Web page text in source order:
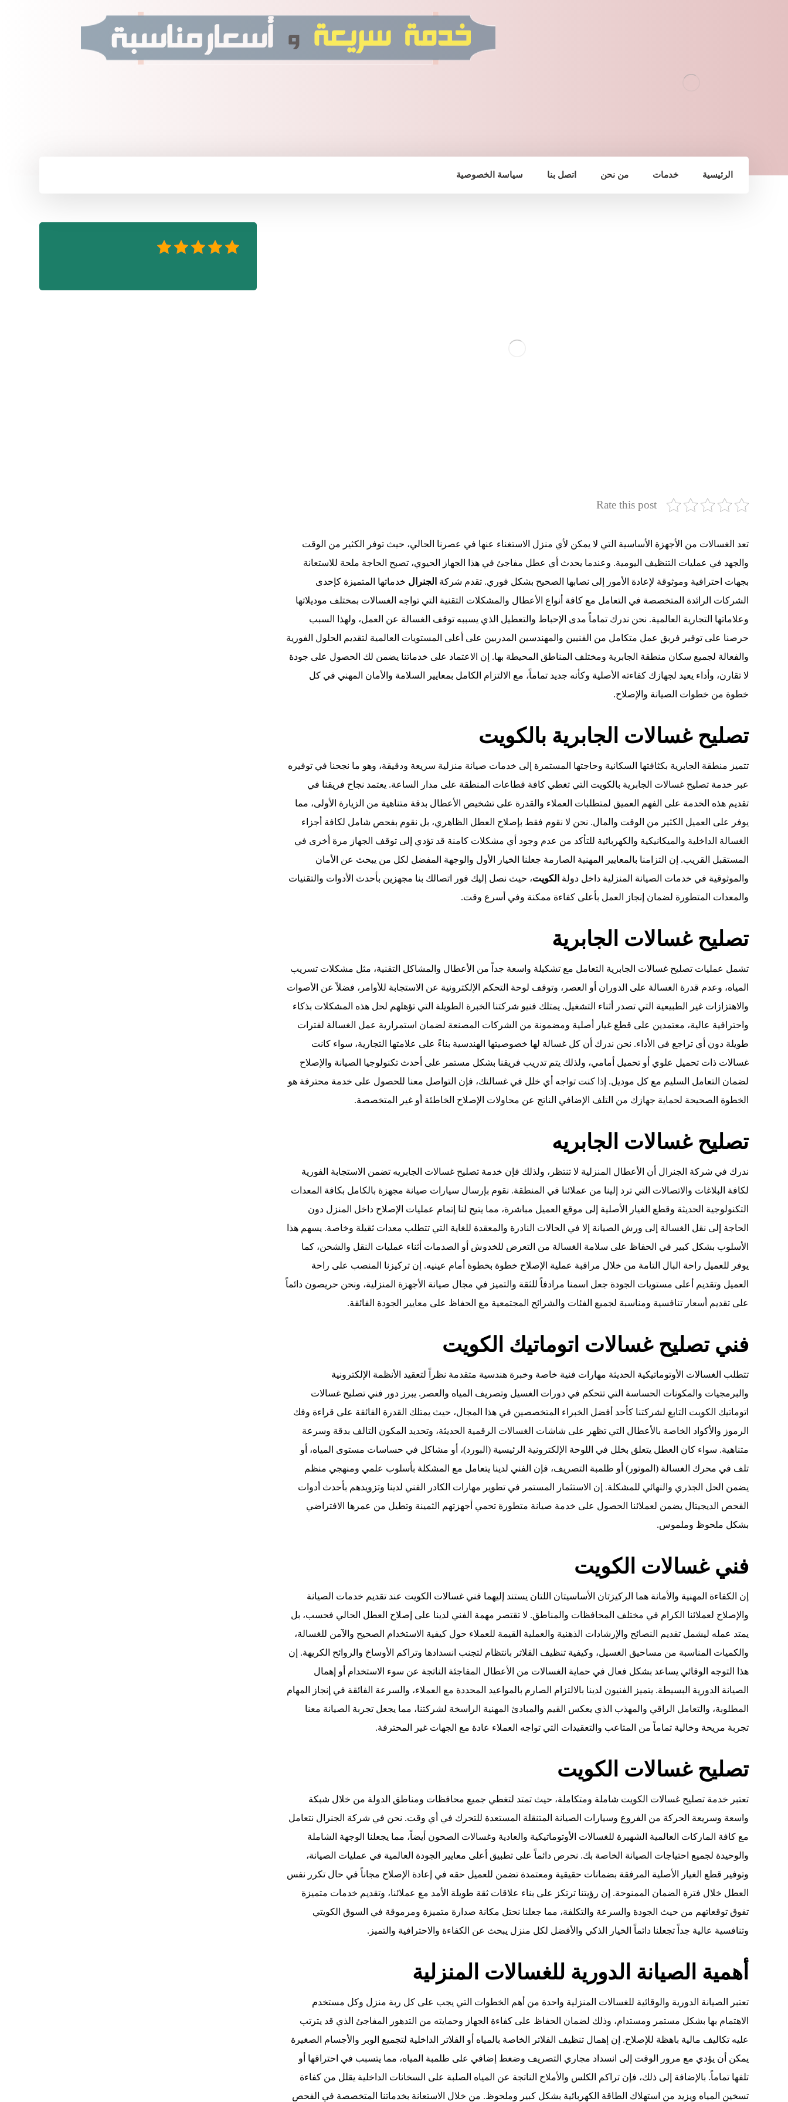
الرئيسية خدمات من نحن اتصل بنا سياسة الخصوصية
Rate this post
تعد الغسالات من الأجهزة الأساسية التي لا يمكن لأي منزل الاستغناء عنها في عصرنا الحالي، حيث توفر الكثير من الوقت
والجهد في عمليات التنظيف اليومية. وعندما يحدث أي عطل مفاجئ في هذا الجهاز الحيوي، تصبح الحاجة ملحة للاستعانة
بجهات احترافية وموثوقة لإعادة الأمور إلى نصابها الصحيح بشكل فوري. تقدم شركة الجنرال خدماتها المتميزة كإحدى
الشركات الرائدة المتخصصة في التعامل مع كافة أنواع الأعطال والمشكلات التقنية التي تواجه الغسالات بمختلف موديلاتها
وعلاماتها التجارية العالمية. نحن ندرك تماماً مدى الإحباط والتعطيل الذي يسببه توقف الغسالة عن العمل، ولهذا السبب
حرصنا على توفير فريق عمل متكامل من الفنيين والمهندسين المدربين على أعلى المستويات العالمية لتقديم الحلول الفورية
والفعالة لجميع سكان منطقة الجابرية ومختلف المناطق المحيطة بها. إن الاعتماد على خدماتنا يضمن لك الحصول على جودة
لا تقارن، وأداء يعيد لجهازك كفاءته الأصلية وكأنه جديد تماماً، مع الالتزام الكامل بمعايير السلامة والأمان المهني في كل
خطوة من خطوات الصيانة والإصلاح.
تصليح غسالات الجابرية بالكويت
تتميز منطقة الجابرية بكثافتها السكانية وحاجتها المستمرة إلى خدمات صيانة منزلية سريعة ودقيقة، وهو ما نجحنا في توفيره
عبر خدمة تصليح غسالات الجابرية بالكويت التي تغطي كافة قطاعات المنطقة على مدار الساعة. يعتمد نجاح فريقنا في
تقديم هذه الخدمة على الفهم العميق لمتطلبات العملاء والقدرة على تشخيص الأعطال بدقة متناهية من الزيارة الأولى، مما
يوفر على العميل الكثير من الوقت والمال. نحن لا نقوم فقط بإصلاح العطل الظاهري، بل نقوم بفحص شامل لكافة أجزاء
الغسالة الداخلية والميكانيكية والكهربائية للتأكد من عدم وجود أي مشكلات كامنة قد تؤدي إلى توقف الجهاز مرة أخرى في
المستقبل القريب. إن التزامنا بالمعايير المهنية الصارمة جعلنا الخيار الأول والوجهة المفضل لكل من يبحث عن الأمان
والموثوقية في خدمات الصيانة المنزلية داخل دولة الكويت، حيث نصل إليك فور اتصالك بنا مجهزين بأحدث الأدوات والتقنيات
والمعدات المتطورة لضمان إنجاز العمل بأعلى كفاءة ممكنة وفي أسرع وقت.
تصليح غسالات الجابرية
تشمل عمليات تصليح غسالات الجابرية التعامل مع تشكيلة واسعة جداً من الأعطال والمشاكل التقنية، مثل مشكلات تسريب
المياه، وعدم قدرة الغسالة على الدوران أو العصر، وتوقف لوحة التحكم الإلكترونية عن الاستجابة للأوامر، فضلاً عن الأصوات
والاهتزازات غير الطبيعية التي تصدر أثناء التشغيل. يمتلك فنيو شركتنا الخبرة الطويلة التي تؤهلهم لحل هذه المشكلات بذكاء
واحترافية عالية، معتمدين على قطع غيار أصلية ومضمونة من الشركات المصنعة لضمان استمرارية عمل الغسالة لفترات
طويلة دون أي تراجع في الأداء. نحن ندرك أن كل غسالة لها خصوصيتها الهندسية بناءً على علامتها التجارية، سواء كانت
غسالات ذات تحميل علوي أو تحميل أمامي، ولذلك يتم تدريب فريقنا بشكل مستمر على أحدث تكنولوجيا الصيانة والإصلاح
لضمان التعامل السليم مع كل موديل. إذا كنت تواجه أي خلل في غسالتك، فإن التواصل معنا للحصول على خدمة محترفة هو
الخطوة الصحيحة لحماية جهازك من التلف الإضافي الناتج عن محاولات الإصلاح الخاطئة أو غير المتخصصة.
تصليح غسالات الجابريه
ندرك في شركة الجنرال أن الأعطال المنزلية لا تنتظر، ولذلك فإن خدمة تصليح غسالات الجابريه تضمن الاستجابة الفورية
لكافة البلاغات والاتصالات التي ترد إلينا من عملائنا في المنطقة. نقوم بإرسال سيارات صيانة مجهزة بالكامل بكافة المعدات
التكنولوجية الحديثة وقطع الغيار الأصلية إلى موقع العميل مباشرة، مما يتيح لنا إتمام عمليات الإصلاح داخل المنزل دون
الحاجة إلى نقل الغسالة إلى ورش الصيانة إلا في الحالات النادرة والمعقدة للغاية التي تتطلب معدات ثقيلة وخاصة. يسهم هذا
الأسلوب بشكل كبير في الحفاظ على سلامة الغسالة من التعرض للخدوش أو الصدمات أثناء عمليات النقل والشحن، كما
يوفر للعميل راحة البال التامة من خلال مراقبة عملية الإصلاح خطوة بخطوة أمام عينيه. إن تركيزنا المنصب على راحة
العميل وتقديم أعلى مستويات الجودة جعل اسمنا مرادفاً للثقة والتميز في مجال صيانة الأجهزة المنزلية، ونحن حريصون دائماً
على تقديم أسعار تنافسية ومناسبة لجميع الفئات والشرائح المجتمعية مع الحفاظ على معايير الجودة الفائقة.
فني تصليح غسالات اتوماتيك الكويت
تتطلب الغسالات الأوتوماتيكية الحديثة مهارات فنية خاصة وخبرة هندسية متقدمة نظراً لتعقيد الأنظمة الإلكترونية
والبرمجيات والمكونات الحساسة التي تتحكم في دورات الغسيل وتصريف المياه والعصر. يبرز دور فني تصليح غسالات
اتوماتيك الكويت التابع لشركتنا كأحد أفضل الخبراء المتخصصين في هذا المجال، حيث يمتلك القدرة الفائقة على قراءة وفك
الرموز والأكواد الخاصة بالأعطال التي تظهر على شاشات الغسالات الرقمية الحديثة، وتحديد المكون التالف بدقة وسرعة
متناهية. سواء كان العطل يتعلق بخلل في اللوحة الإلكترونية الرئيسية (البورد)، أو مشاكل في حساسات مستوى المياه، أو
تلف في محرك الغسالة (الموتور) أو طلمبة التصريف، فإن الفني لدينا يتعامل مع المشكلة بأسلوب علمي ومنهجي منظم
يضمن الحل الجذري والنهائي للمشكلة. إن الاستثمار المستمر في تطوير مهارات الكادر الفني لدينا وتزويدهم بأحدث أدوات
الفحص الديجيتال يضمن لعملائنا الحصول على خدمة صيانة متطورة تحمي أجهزتهم الثمينة وتطيل من عمرها الافتراضي
بشكل ملحوظ وملموس.
فني غسالات الكويت
إن الكفاءة المهنية والأمانة هما الركيزتان الأساسيتان اللتان يستند إليهما فني غسالات الكويت عند تقديم خدمات الصيانة
والإصلاح لعملائنا الكرام في مختلف المحافظات والمناطق. لا تقتصر مهمة الفني لدينا على إصلاح العطل الحالي فحسب، بل
يمتد عمله ليشمل تقديم النصائح والإرشادات الذهنية والعملية القيمة للعملاء حول كيفية الاستخدام الصحيح والآمن للغسالة،
والكميات المناسبة من مساحيق الغسيل، وكيفية تنظيف الفلاتر بانتظام لتجنب انسدادها وتراكم الأوساخ والروائح الكريهة. إن
هذا التوجه الوقائي يساعد بشكل فعال في حماية الغسالات من الأعطال المفاجئة الناتجة عن سوء الاستخدام أو إهمال
الصيانة الدورية البسيطة. يتميز الفنيون لدينا بالالتزام الصارم بالمواعيد المحددة مع العملاء، والسرعة الفائقة في إنجاز المهام
المطلوبة، والتعامل الراقي والمهذب الذي يعكس القيم والمبادئ المهنية الراسخة لشركتنا، مما يجعل تجربة الصيانة معنا
تجربة مريحة وخالية تماماً من المتاعب والتعقيدات التي تواجه العملاء عادة مع الجهات غير المحترفة.
تصليح غسالات الكويت
تعتبر خدمة تصليح غسالات الكويت شاملة ومتكاملة، حيث تمتد لتغطي جميع محافظات ومناطق الدولة من خلال شبكة
واسعة وسريعة الحركة من الفروع وسيارات الصيانة المتنقلة المستعدة للتحرك في أي وقت. نحن في شركة الجنرال نتعامل
مع كافة الماركات العالمية الشهيرة للغسالات الأوتوماتيكية والعادية وغسالات الصحون أيضاً، مما يجعلنا الوجهة الشاملة
والوحيدة لجميع احتياجات الصيانة الخاصة بك. نحرص دائماً على تطبيق أعلى معايير الجودة العالمية في عمليات الصيانة،
وتوفير قطع الغيار الأصلية المرفقة بضمانات حقيقية ومعتمدة تضمن للعميل حقه في إعادة الإصلاح مجاناً في حال تكرر نفس
العطل خلال فترة الضمان الممنوحة. إن رؤيتنا ترتكز على بناء علاقات ثقة طويلة الأمد مع عملائنا، وتقديم خدمات متميزة
تفوق توقعاتهم من حيث الجودة والسرعة والتكلفة، مما جعلنا نحتل مكانة صدارة متميزة ومرموقة في السوق الكويتي
وتنافسية عالية جداً تجعلنا دائماً الخيار الذكي والأفضل لكل منزل يبحث عن الكفاءة والاحترافية والتميز.
أهمية الصيانة الدورية للغسالات المنزلية
تعتبر الصيانة الدورية والوقائية للغسالات المنزلية واحدة من أهم الخطوات التي يجب على كل ربة منزل وكل مستخدم
الاهتمام بها بشكل مستمر ومستدام، وذلك لضمان الحفاظ على كفاءة الجهاز وحمايته من التدهور المفاجئ الذي قد يترتب
عليه تكاليف مالية باهظة للإصلاح. إن إهمال تنظيف الفلاتر الخاصة بالمياه أو الفلاتر الداخلية لتجميع الوبر والأجسام الصغيرة
يمكن أن يؤدي مع مرور الوقت إلى انسداد مجاري التصريف وضغط إضافي على طلمبة المياه، مما يتسبب في احتراقها أو
تلفها تماماً. بالإضافة إلى ذلك، فإن تراكم الكلس والأملاح الناتجة عن المياه الصلبة على السخانات الداخلية يقلل من كفاءة
تسخين المياه ويزيد من استهلاك الطاقة الكهربائية بشكل كبير وملحوظ. من خلال الاستعانة بخدماتنا المتخصصة في الفحص